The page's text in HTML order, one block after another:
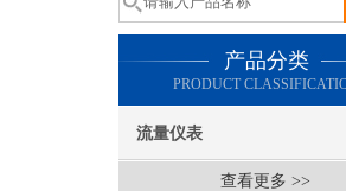
产品分类
PRODUCT
流量仪表
查看更多 >>